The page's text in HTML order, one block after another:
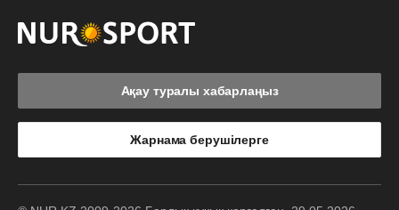
Ақау туралы хабарлаңыз
Жарнама берушілерге